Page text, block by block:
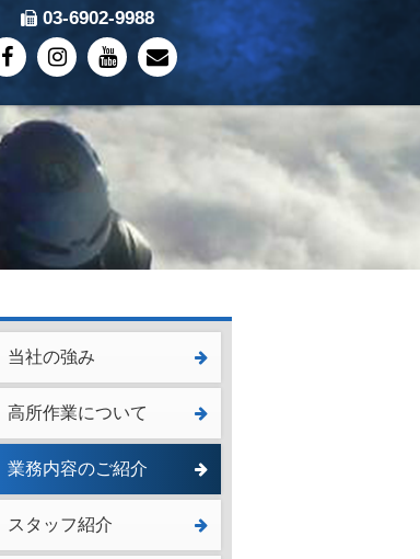
03-6902-9988
当社の強み
高所作業について
業務内容のご紹介
スタッフ紹介